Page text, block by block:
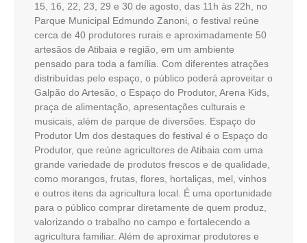
15, 16, 22, 23, 29 e 30 de agosto, das 11h às 22h, no
Parque Municipal Edmundo Zanoni, o festival reúne
cerca de 40 produtores rurais e aproximadamente 50
artesãos de Atibaia e região, em um ambiente
pensado para toda a família. Com diferentes atrações
distribuídas pelo espaço, o público poderá aproveitar o
Galpão do Artesão, o Espaço do Produtor, Arena Kids,
praça de alimentação, apresentações culturais e
musicais, além de parque de diversões. Espaço do
Produtor Um dos destaques do festival é o Espaço do
Produtor, que reúne agricultores de Atibaia com uma
grande variedade de produtos frescos e de qualidade,
como morangos, frutas, flores, hortaliças, mel, vinhos
e outros itens da agricultura local. É uma oportunidade
para o público comprar diretamente de quem produz,
valorizando o trabalho no campo e fortalecendo a
agricultura familiar. Além de aproximar produtores e